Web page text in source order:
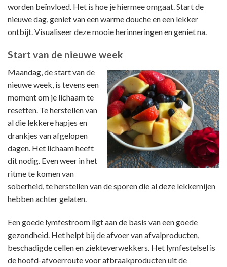
worden beïnvloed. Het is hoe je hiermee omgaat. Start de
nieuwe dag, geniet van een warme douche en een lekker
ontbijt. Visualiseer deze mooie herinneringen en geniet na.
Start van de nieuwe week
Maandag, de start van de
nieuwe week, is tevens een
moment om je lichaam te
resetten. Te herstellen van
al die lekkere hapjes en
drankjes van afgelopen
dagen. Het lichaam heeft
dit nodig. Even weer in het
ritme te komen van
soberheid, te herstellen van de sporen die al deze lekkernijen
hebben achter gelaten.
Een goede lymfestroom ligt aan de basis van een goede
gezondheid. Het helpt bij de afvoer van afvalproducten,
beschadigde cellen en ziekteverwekkers. Het lymfestelsel is
de hoofd-afvoerroute voor afbraakproducten uit de